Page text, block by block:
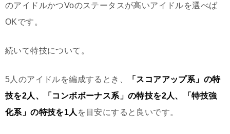
のアイドルかつVoのステータスが高いアイドルを選べば
OKです。
続いて特技について。
5人のアイドルを編成するとき、
「スコアアップ系」の特
技を2人、「コンボボーナス系」の特技を2人、「特技強
化系」の特技を1人 を目安にすると良いです。